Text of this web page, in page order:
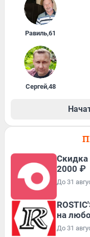
Равиль,61
Сергей,48
Скидка
2000 ₽
До 31
на
До 31